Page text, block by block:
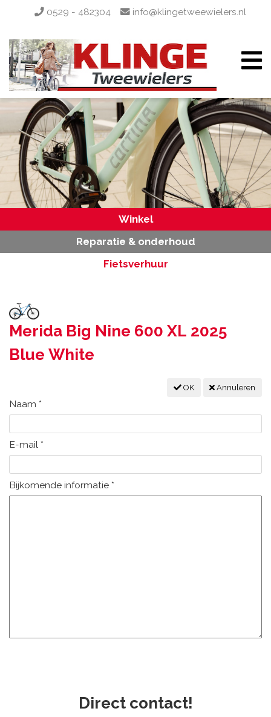
0529 - 482304 info@klingetweewielers.nl
Winkel
Reparatie & onderhoud
Fietsverhuur
Merida Big Nine 600 XL 2025
Blue White
OK Annuleren
Naam *
E-mail *
Bijkomende informatie *
Direct contact!